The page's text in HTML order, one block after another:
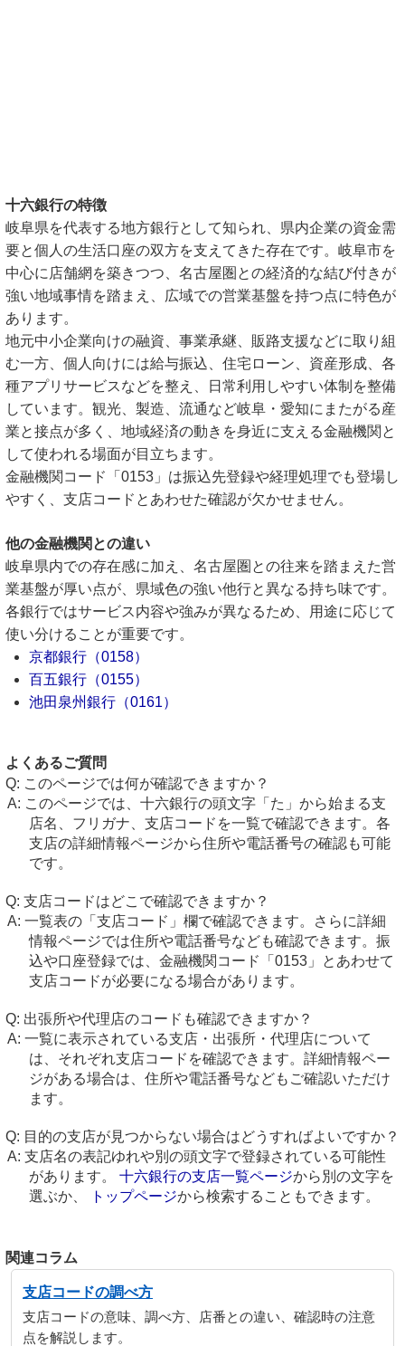
十六銀行の特徴
岐阜県を代表する地方銀行として知られ、県内企業の資金需
要と個人の生活口座の双方を支えてきた存在です。岐阜市を
中心に店舗網を築きつつ、名古屋圏との経済的な結び付きが
強い地域事情を踏まえ、広域での営業基盤を持つ点に特色が
あります。
地元中小企業向けの融資、事業承継、販路支援などに取り組
む一方、個人向けには給与振込、住宅ローン、資産形成、各
種アプリサービスなどを整え、日常利用しやすい体制を整備
しています。観光、製造、流通など岐阜・愛知にまたがる産
業と接点が多く、地域経済の動きを身近に支える金融機関と
して使われる場面が目立ちます。
金融機関コード「0153」は振込先登録や経理処理でも登場し
やすく、支店コードとあわせた確認が欠かせません。
他の金融機関との違い
岐阜県内での存在感に加え、名古屋圏との往来を踏まえた営
業基盤が厚い点が、県域色の強い他行と異なる持ち味です。
各銀行ではサービス内容や強みが異なるため、用途に応じて
使い分けることが重要です。
京都銀行（0158）
百五銀行（0155）
池田泉州銀行（0161）
よくあるご質問
このページでは何が確認できますか？
このページでは、十六銀行の頭文字「た」から始まる支
店名、フリガナ、支店コードを一覧で確認できます。各
支店の詳細情報ページから住所や電話番号の確認も可能
です。
支店コードはどこで確認できますか？
一覧表の「支店コード」欄で確認できます。さらに詳細
情報ページでは住所や電話番号なども確認できます。振
込や口座登録では、金融機関コード「0153」とあわせて
支店コードが必要になる場合があります。
出張所や代理店のコードも確認できますか？
一覧に表示されている支店・出張所・代理店について
は、それぞれ支店コードを確認できます。詳細情報ペー
ジがある場合は、住所や電話番号などもご確認いただけ
ます。
目的の支店が見つからない場合はどうすればよいですか？
支店名の表記ゆれや別の頭文字で登録されている可能性
があります。 十六銀行の支店一覧ページから別の文字を
選ぶか、
トップページから検索することもできます。
関連コラム
支店コードの調べ方
支店コードの意味、調べ方、店番との違い、確認時の注意
点を解説します。